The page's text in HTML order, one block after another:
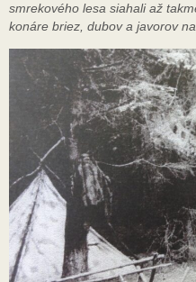
smrekového lesa siahali až
konáre briez, dubov a javorov